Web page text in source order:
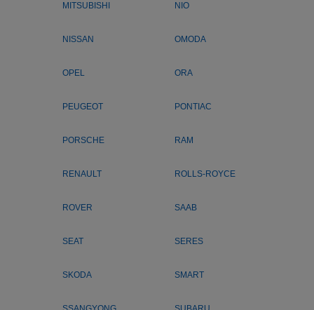
MITSUBISHI NIO
NISSAN OMODA
OPEL ORA
PEUGEOT PONTIAC
PORSCHE RAM
RENAULT ROLLS-ROYCE
ROVER SAAB
SEAT SERES
SKODA SMART